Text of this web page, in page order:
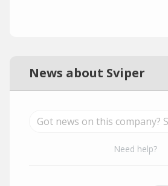
News about Sviper
Need help?